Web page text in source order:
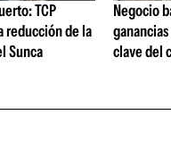
TCP
reducción de la
Sunca
Negocio
clave del